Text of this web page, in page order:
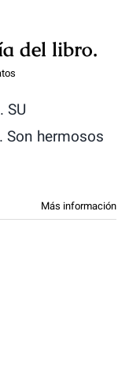
del libro.
SU
Son hermosos
Más información